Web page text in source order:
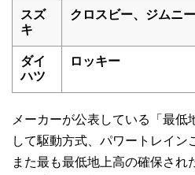
スズ
キ
クロスビー、ジムニ
ダイ
ハツ
ロッキー
メーカーが公表している「最低
して駆動方式、パワートレイン
また最も最低地上高の確保され